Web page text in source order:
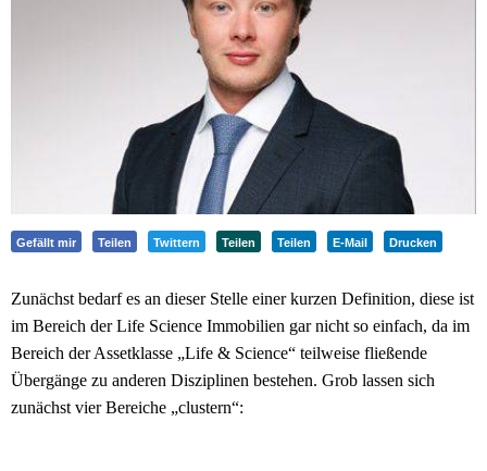
Gefällt mir Teilen Twittern Teilen Teilen E-Mail Drucken
Zunächst bedarf es an dieser Stelle einer kurzen Definition, diese ist
im Bereich der Life Science Immobilien gar nicht so einfach, da im
Bereich der Assetklasse „Life & Science“ teilweise fließende
Übergänge zu anderen Disziplinen bestehen. Grob lassen sich
zunächst vier Bereiche „clustern“: